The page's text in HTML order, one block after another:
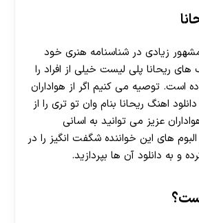
زیادی در شناسنامه هنری خود
های ریحانا پلی لیست خیلی از افراد را
است. توصیه می کنیم اگر از هواداران
اهنگ ریحانا بنام وان تو تری را از
عزیز می توانید به اسانی
های این خواننده شگفت انگیز را در
و به دانلود آن ها بپردازید.